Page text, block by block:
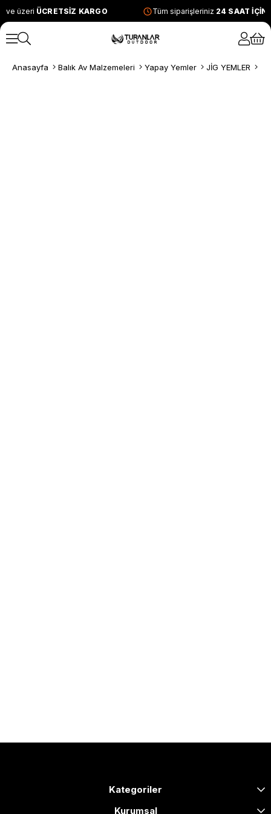
ve üzeri ÜCRETSİZ KARGO Tüm siparişleriniz 24 SAAT
Anasayfa Balık Av Malzemeleri Yapay Yemler JİG YEMLER
Kategoriler
Kurumsal